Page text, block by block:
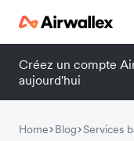
Créez un compte
aujourd'hui
Home Blog Services